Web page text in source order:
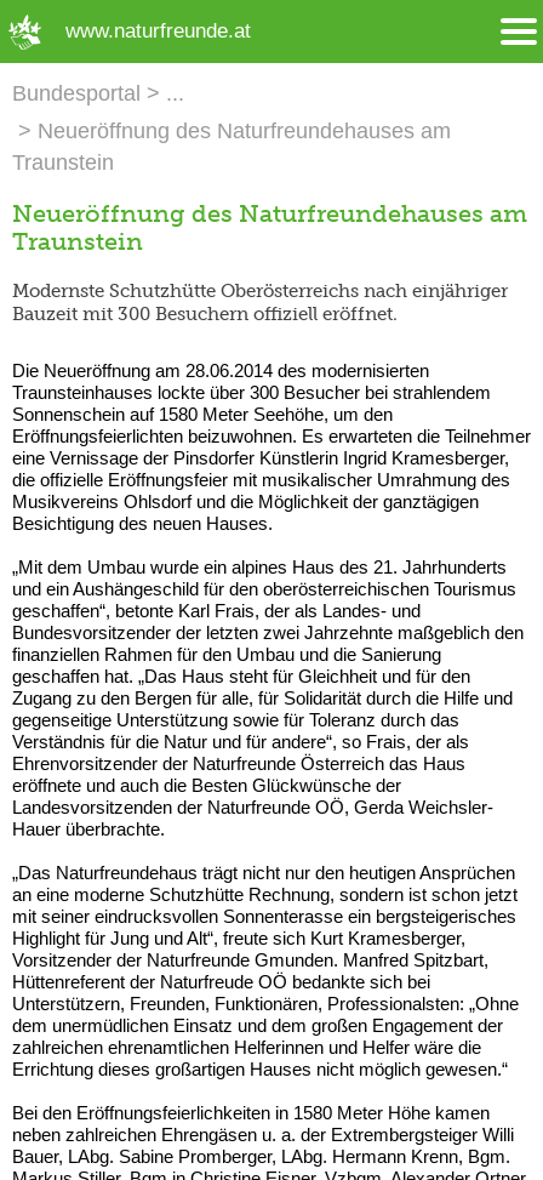
www.naturfreunde.at
Bundesportal
Neueröffnung des Naturfreundehauses am
Traunstein
Neueröffnung des Naturfreundehauses am
Traunstein
Modernste Schutzhütte Oberösterreichs nach einjähriger
Bauzeit mit 300 Besuchern offiziell eröffnet.
Die Neueröffnung am 28.06.2014 des modernisierten
Traunsteinhauses lockte über 300 Besucher bei strahlendem
Sonnenschein auf 1580 Meter Seehöhe, um den
Eröffnungsfeierlichten beizuwohnen. Es erwarteten die Teilnehmer
eine Vernissage der Pinsdorfer Künstlerin Ingrid Kramesberger,
die offizielle Eröffnungsfeier mit musikalischer Umrahmung des
Musikvereins Ohlsdorf und die Möglichkeit der ganztägigen
Besichtigung des neuen Hauses.
„Mit dem Umbau wurde ein alpines Haus des 21. Jahrhunderts
und ein Aushängeschild für den oberösterreichischen Tourismus
geschaffen“, betonte Karl Frais, der als Landes- und
Bundesvorsitzender der letzten zwei Jahrzehnte maßgeblich den
finanziellen Rahmen für den Umbau und die Sanierung
geschaffen hat. „Das Haus steht für Gleichheit und für den
Zugang zu den Bergen für alle, für Solidarität durch die Hilfe und
gegenseitige Unterstützung sowie für Toleranz durch das
Verständnis für die Natur und für andere“, so Frais, der als
Ehrenvorsitzender der Naturfreunde Österreich das Haus
eröffnete und auch die Besten Glückwünsche der
Landesvorsitzenden der Naturfreunde OÖ, Gerda Weichsler-
Hauer überbrachte.
„Das Naturfreundehaus trägt nicht nur den heutigen Ansprüchen
an eine moderne Schutzhütte Rechnung, sondern ist schon jetzt
mit seiner eindrucksvollen Sonnenterasse ein bergsteigerisches
Highlight für Jung und Alt“, freute sich Kurt Kramesberger,
Vorsitzender der Naturfreunde Gmunden. Manfred Spitzbart,
Hüttenreferent der Naturfreude OÖ bedankte sich bei
Unterstützern, Freunden, Funktionären, Professionalsten: „Ohne
dem unermüdlichen Einsatz und dem großen Engagement der
zahlreichen ehrenamtlichen Helferinnen und Helfer wäre die
Errichtung dieses großartigen Hauses nicht möglich gewesen.“
Bei den Eröffnungsfeierlichkeiten in 1580 Meter Höhe kamen
neben zahlreichen Ehrengäsen u. a. der Extrembergsteiger Willi
Bauer, LAbg. Sabine Promberger, LAbg. Hermann Krenn, Bgm.